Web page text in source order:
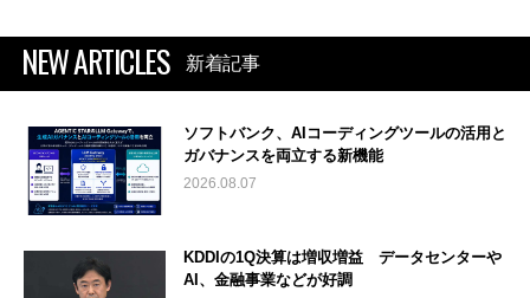
NEW ARTICLES 新着記事
ソフトバンク、AIコーディングツールの活用と
ガバナンスを両立する新機能
2026.08.07
KDDIの1Q決算は増収増益 データセンターや
AI、金融事業などが好調